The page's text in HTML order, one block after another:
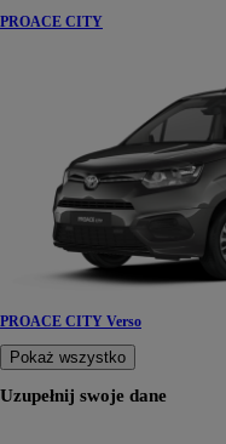
PROACE CITY
PROACE CITY Verso
Pokaż wszystko
Uzupełnij swoje dane